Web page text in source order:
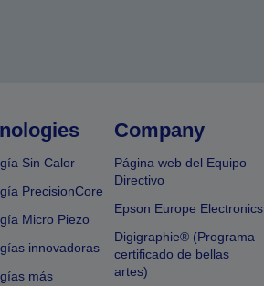
Sin Calor
PrecisionCore
Micro Piezo
innovadoras
más
Company
Página web del Equipo
Directivo
Epson Europe Electronics
Digigraphie® (Programa
certificado de bellas
artes)